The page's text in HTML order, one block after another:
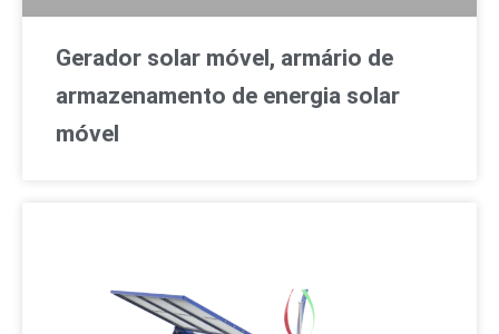
Gerador solar móvel, armário de
armazenamento de energia solar
móvel